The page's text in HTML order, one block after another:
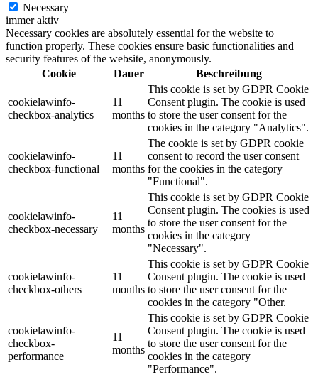
Necessary
immer aktiv
Necessary cookies are absolutely essential for the website to
function properly. These cookies ensure basic functionalities and
security features of the website, anonymously.
Cookie
Dauer Beschreibung
cookielawinfo-
checkbox-analytics
11
months
This cookie is set by GDPR Cookie
Consent plugin. The cookie is used
to store the user consent for the
cookies in the category "Analytics".
cookielawinfo-
checkbox-functional
11
months
The cookie is set by GDPR cookie
consent to record the user consent
for the cookies in the category
"Functional".
cookielawinfo-
checkbox-necessary
11
months
This cookie is set by GDPR Cookie
Consent plugin. The cookies is used
to store the user consent for the
cookies in the category
"Necessary".
cookielawinfo-
checkbox-others
11
months
This cookie is set by GDPR Cookie
Consent plugin. The cookie is used
to store the user consent for the
cookies in the category "Other.
cookielawinfo-
checkbox-
performance
11
months
This cookie is set by GDPR Cookie
Consent plugin. The cookie is used
to store the user consent for the
cookies in the category
"Performance".